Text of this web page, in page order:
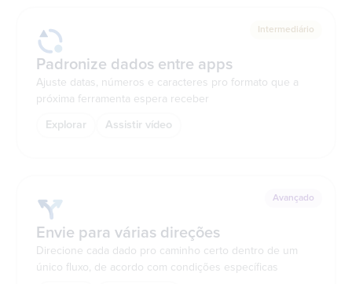
Intermediário
Padronize dados entre apps
Ajuste datas, números e caracteres pro formato que a
próxima ferramenta espera receber
Explorar Assistir vídeo
Avançado
Envie para várias direções
Direcione cada dado pro caminho certo dentro de um
único fluxo, de acordo com condições específicas